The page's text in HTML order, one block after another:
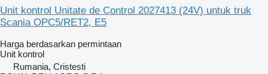
Unit kontrol Unitate de Control 2027413 (24V) untuk truk
Scania OPC5/RET2, E5
Harga berdasarkan permintaan
Unit kontrol
Rumania, Cristesti